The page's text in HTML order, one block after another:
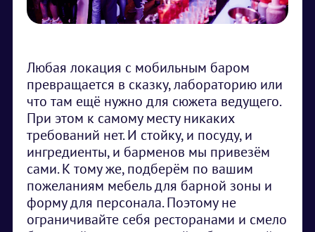
Любая локация с мобильным баром
превращается в сказку, лабораторию или
что там ещё нужно для сюжета ведущего.
При этом к самому месту никаких
требований нет. И стойку, и посуду, и
ингредиенты, и барменов мы привезём
сами. К тому же, подберём по вашим
пожеланиям мебель для барной зоны и
форму для персонала. Поэтому не
ограничивайте себя ресторанами и смело